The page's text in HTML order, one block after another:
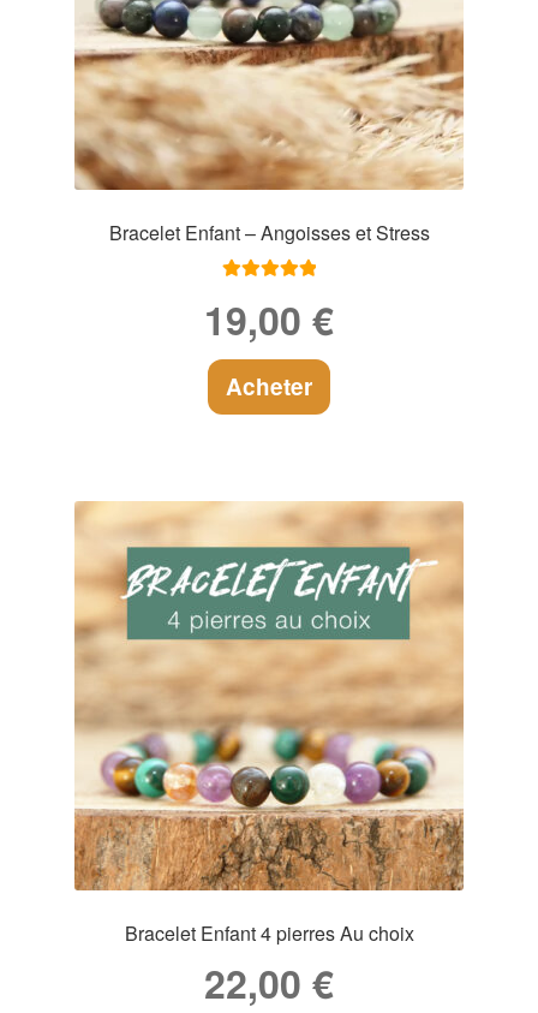
Bracelet Enfant – Angoisses et Stress
5
19,00 €
Acheter
Bracelet Enfant 4 pierres Au choix
22,00 €